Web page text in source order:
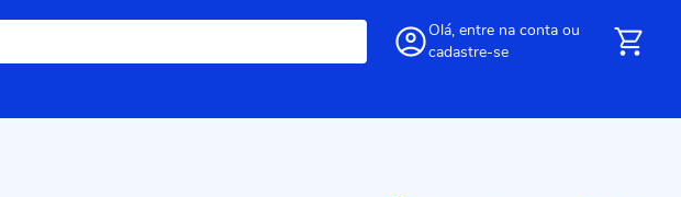
Olá, entre na conta ou
cadastre-se